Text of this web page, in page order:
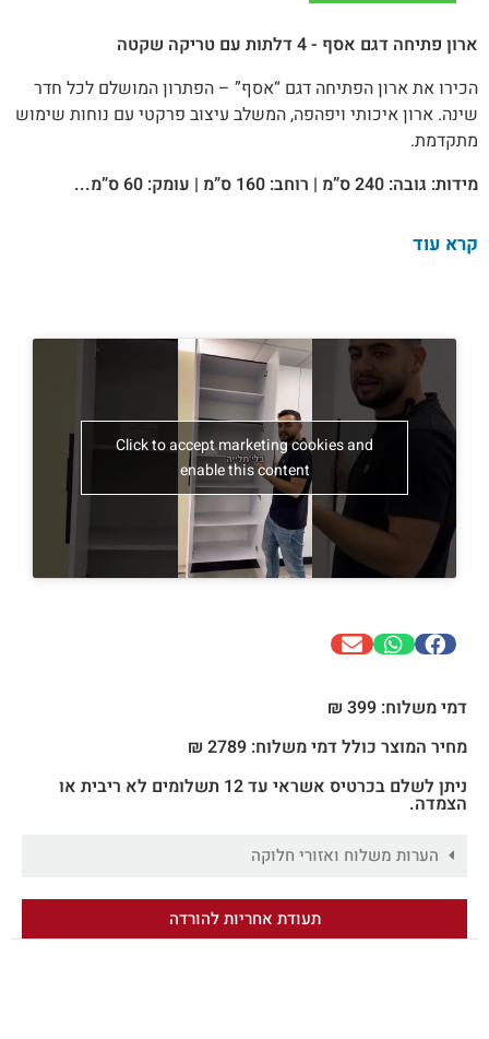
ארון פתיחה דגם אסף - 4 דלתות עם טריקה שקטה
הכירו את ארון הפתיחה דגם “אסף” – הפתרון המושלם לכל חדר
שינה. ארון איכותי ויפהפה, המשלב עיצוב פרקטי עם נוחות שימוש
מתקדמת.
מידות: גובה: 240 ס”מ | רוחב: 160 ס”מ | עומק: 60 ס”מ...
קרא עוד
Click to accept marketing cookies and
enable this content
דמי משלוח: 399 ₪
מחיר המוצר כולל דמי משלוח: 2789 ₪
ניתן לשלם בכרטיס אשראי עד 12 תשלומים לא ריבית או
הצמדה.
הערות משלוח ואזורי חלוקה
תעודת אחריות להורדה